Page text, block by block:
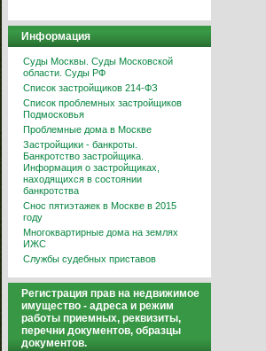
Информация
Суды Москвы. Суды Московской
области. Суды РФ
Список застройщиков 214-ФЗ
Список проблемных застройщиков
Подмосковья
Проблемные дома в Москве
Застройщики - банкроты.
Банкротство застройщика.
Информация о застройщиках,
находящихся в состоянии
банкротства
Снос пятиэтажек в Москве в 2015
году
Многоквартирные дома на землях
ИЖС
Службы судебных приставов
Регистрация прав на недвижимое
имущество - адреса и режим
работы приемных, реквизиты,
перечни документов, образцы
документов.